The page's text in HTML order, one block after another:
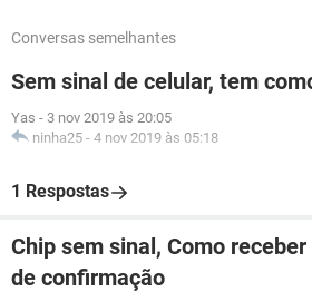
Conversas semelhantes
Sem sinal de celular, tem
Yas - 3 nov 2019 às 20:05
ninha25 - 4 nov 2019 às 05:18
1 Respostas
Chip sem sinal, Como
de confirmação